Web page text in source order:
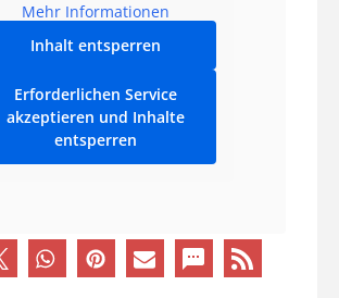
Mehr Informationen
Inhalt entsperren
Erforderlichen Service
akzeptieren und Inhalte
entsperren